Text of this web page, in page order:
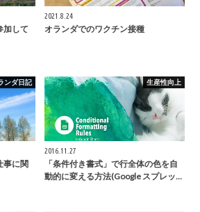
加して
2021.8.24
オランダでのワクチン接種
ンダ日記
事に関
生産性向上
2016.11.27
「条件付き書式」で行全体の色を自
動的に変える方法(Google スプレッ…